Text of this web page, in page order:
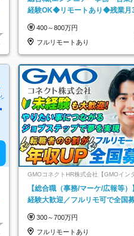
経験OK◆リモートあり◆残業
400～800万円
フルリモートあり
GMOコネクトHR株式会社【GMOイン
ットグループ】
【総合職（事務/マーケ/広報等）
経験大歓迎／フルリモ可で全国
★
300～700万円
フルリモートあり